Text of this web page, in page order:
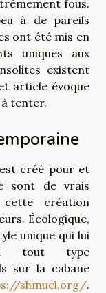
fous.
à de pareils
ont été mis en
uniques aux
existent
article évoque
tenter.
créé pour et
sont de vrais
création
Écologique,
unique qui lui
tout type
sur la cabane
shmuel.org/.